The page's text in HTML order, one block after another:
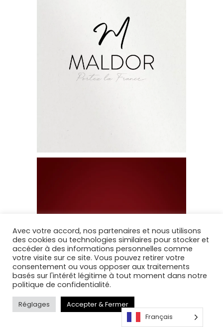
Avec votre accord, nos partenaires et nous utilisons
des cookies ou technologies similaires pour stocker et
accéder à des informations personnelles comme
votre visite sur ce site. Vous pouvez retirer votre
consentement ou vous opposer aux traitements
basés sur l'intérêt légitime à tout moment dans notre
politique de confidentialité.
Réglages
Accepter & Fermer
Français